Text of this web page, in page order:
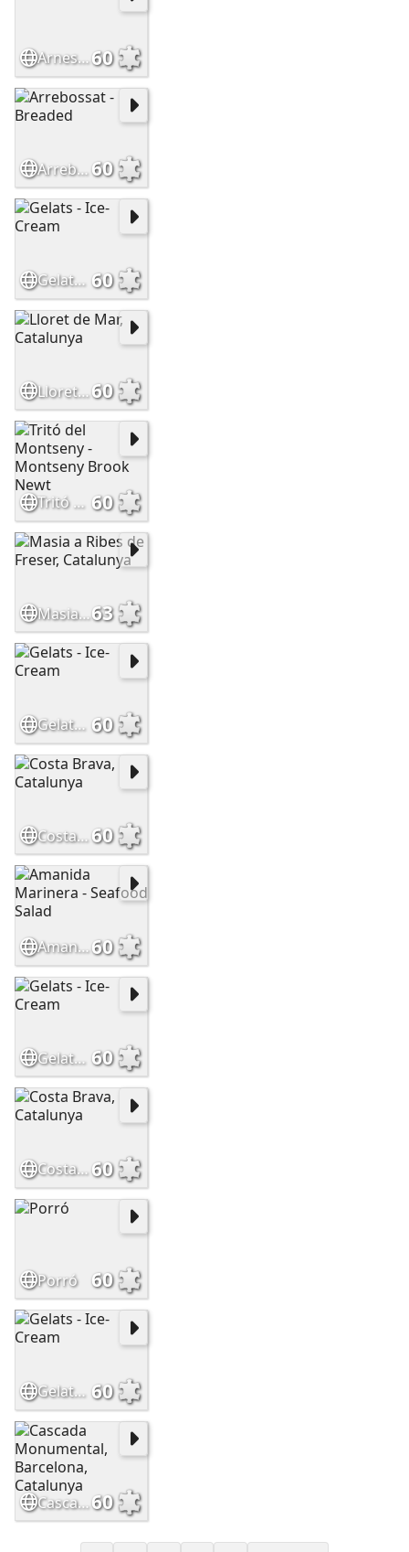
Arnes, Catalunya60
Arrebossat - Breaded60
Gelats - Ice-Cream 60
Lloret de Mar, Catalunya60
Tritó del Montseny - Montseny Brook Newt 60
Masia a Ribes de Freser, Catalunya63
Gelats - Ice-Cream 60
Costa Brava, Catalunya60
Amanida Marinera - Seafood Salad60
Gelats - Ice-Cream 60
Costa Brava, Catalunya60
Porró 60
Gelats - Ice-Cream 60
Cascada Monumental, Barcelona, Catalunya60